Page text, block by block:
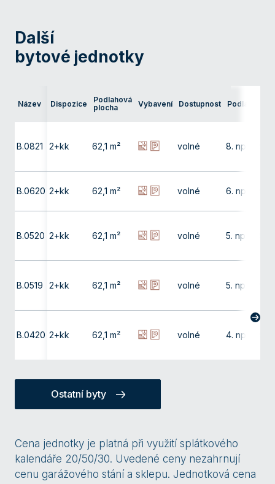
Další
bytové jednotky
Název Dispozice
Podlahová
plocha
Vybavení Dostupnost Podlaží
B.0821 2+kk 62,1 m² volné 8. np
B.0620 2+kk 62,1 m² volné 6. np
B.0520 2+kk 62,1 m² volné 5. np
B.0519 2+kk 62,1 m² volné 5. np
B.0420 2+kk 62,1 m² volné 4. np
Ostatní byty
Cena jednotky je platná při využití splátkového
kalendáře 20/50/30. Uvedené ceny nezahrnují
cenu garážového stání a sklepu. Jednotková cena